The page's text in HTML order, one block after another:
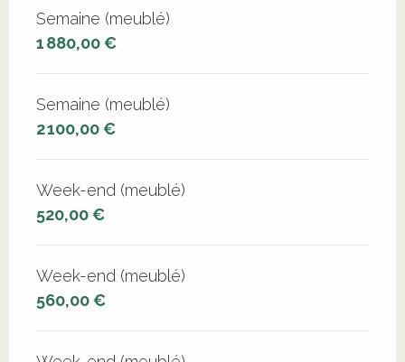
Semaine (meublé)
1 880,00 €
Semaine (meublé)
2 100,00 €
Week-end (meublé)
520,00 €
Week-end (meublé)
560,00 €